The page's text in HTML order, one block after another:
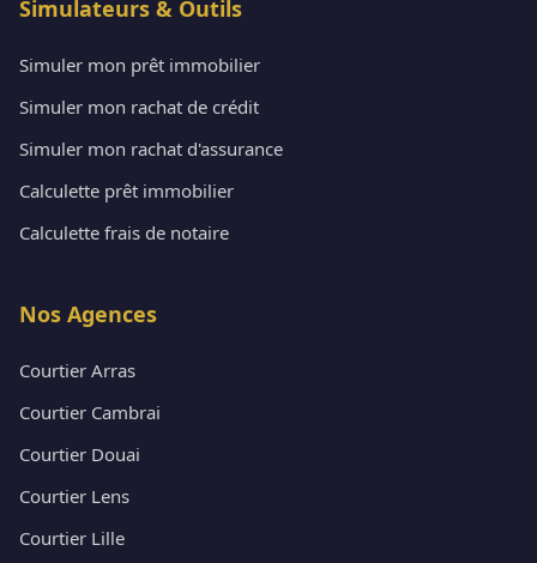
Simulateurs & Outils
Simuler mon prêt immobilier
Simuler mon rachat de crédit
Simuler mon rachat d'assurance
Calculette prêt immobilier
Calculette frais de notaire
Nos Agences
Courtier Arras
Courtier Cambrai
Courtier Douai
Courtier Lens
Courtier Lille